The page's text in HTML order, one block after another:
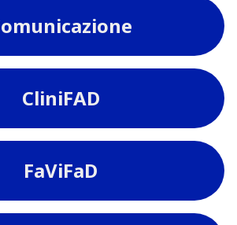
CliniFAD
FaViFaD